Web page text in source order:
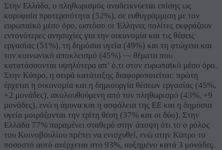
Στην Ελλάδα, ο πληθωρισμός αναδεικνύεται επίσης ως
κορυφαία προτεραιότητα (52%), σε ευθυγράμμιση με τον
ευρωπαϊκό μέσο όρο, ωστόσο οι Έλληνες πολίτες εκφράζουν
εντονότερες ανησυχίες για την οικονομία και τις θέσεις
εργασίας (51%), τη δημόσια υγεία (49%) και τη φτώχεια και
τον κοινωνικό αποκλεισμό (45%) — θέματα που
κατατάσσονται υψηλότερα απ’ ό,τι στον ευρωπαϊκό μέσο όρο.
Στην Κύπρο, η σειρά κατάταξης διαφοροποιείται: πρώτη
έρχεται η οικονομία και η δημιουργία θέσεων εργασίας (45%,
+2 μονάδες), ακολουθούμενη από τον πληθωρισμό (43%, +9
μονάδες), ενώ η άμυνα και η ασφάλεια της ΕΕ και η δημόσια
υγεία μοιράζονται την τρίτη θέση (37% και οι δύο). Στην
Ελλάδα 77% παραμένει σταθερό στην άποψη ότι το ο ρόλος
του Κοινοβουλίου πρέπει να ενισχυθεί, ενώ στην Κύπρο το
ποσοστό αυτό ανέρχεται στο 93%, αυξημένο κατά 3 μονάδες.